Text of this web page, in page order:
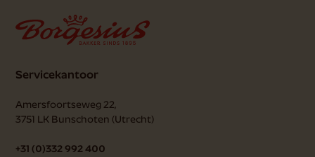
Servicekantoor
Amersfoortseweg 22,
3751 LK Bunschoten (Utrecht)
+31 (0)332 992 400